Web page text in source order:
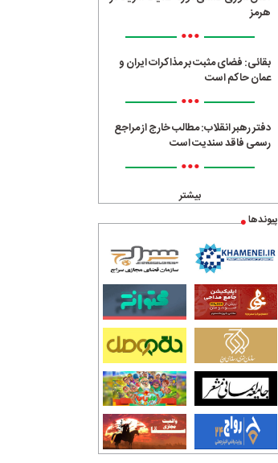
هرمز
•••
بقائی: فضای مثبت بر مذاکرات ایران و
عمان حاکم است
•••
دفتر رهبر انقلاب: مطالب خارج از مراجع
رسمی فاقد سندیت است
•••
بیشتر
پیوندها